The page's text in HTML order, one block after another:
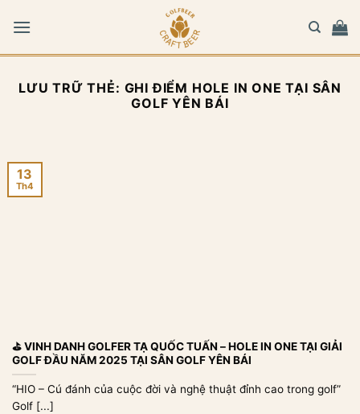
qua
LƯU TRỮ THẺ: GHI ĐIỂM HOLE IN ONE TẠI SÂN
GOLF YÊN BÁI
⛳ VINH DANH GOLFER TẠ QUỐC TUẤN – HOLE IN ONE TẠI GIẢI
GOLF ĐẦU NĂM 2025 TẠI SÂN GOLF YÊN BÁI
“HIO – Cú đánh của cuộc đời và nghệ thuật đỉnh cao trong golf”
Golf [...]
13
Th4